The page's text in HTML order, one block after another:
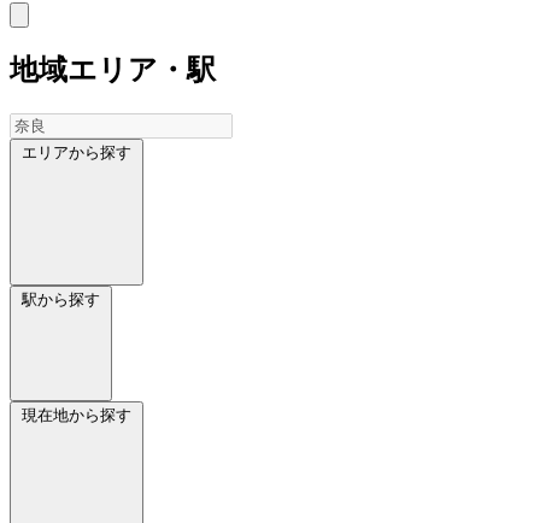
地域エリア・駅
エリアから探す
駅から探す
現在地から探す